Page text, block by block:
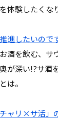
体験したくな
進したいので
酒を飲む、サ
が深い!?サ酒
は。
ャリ×サ活」